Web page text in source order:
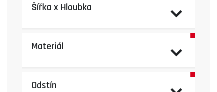
Šířka x Hloubka
Materiál
Odstín